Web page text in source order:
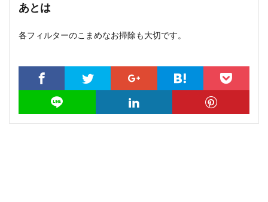
あとは
各フィルターのこまめなお掃除も大切です。